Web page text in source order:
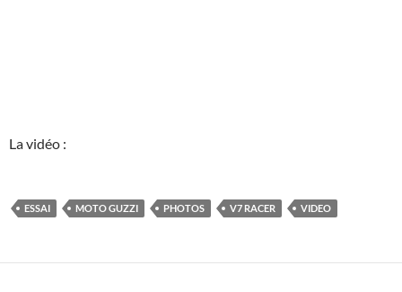
La vidéo :
ESSAI MOTO GUZZI PHOTOS V7 RACER VIDEO